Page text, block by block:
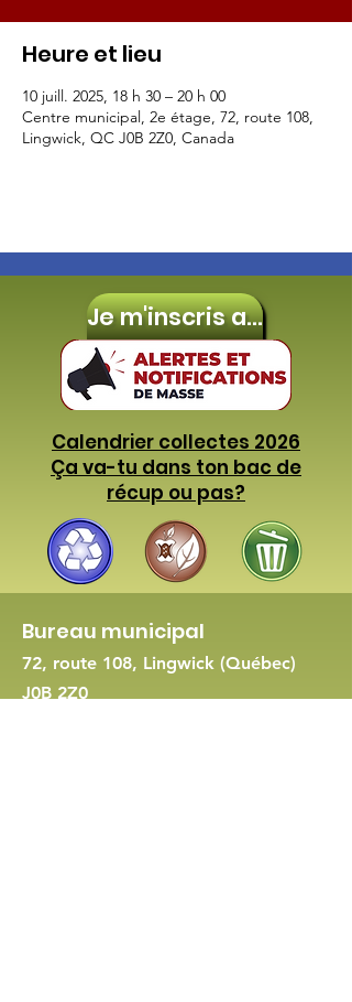
Heure et lieu
10 juill. 2025, 18 h 30 – 20 h 00
Centre municipal, 2e étage, 72, route 108,
Lingwick, QC J0B 2Z0, Canada
Je m'inscris aux
Calendrier collectes 2026
Ça va-tu dans ton bac de
récup ou pas?
Bureau municipal
72, route 108, Lingwick (Québec)
J0B 2Z0